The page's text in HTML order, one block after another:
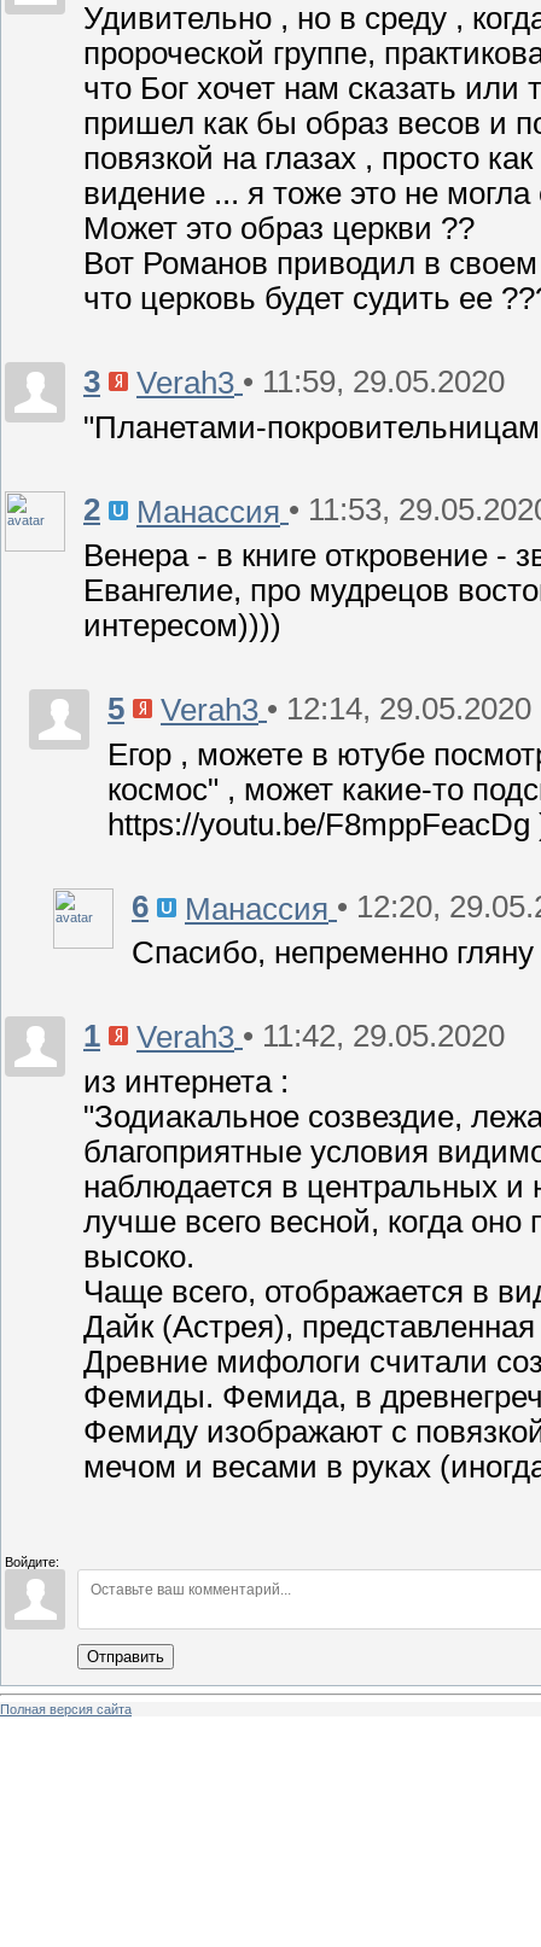
Удивительно , но в среду ,
пророческой группе,
что Бог хочет нам сказать
пришел как бы образ весов и
повязкой на глазах , просто
видение ... я тоже это не
Может это образ церкви ??
Вот Романов приводил в
что церковь будет судить ее
3 Verah3 • 11:59, 29.05.2020
"Планетами-
2 Манассия • 11:53,
Венера - в книге откровение -
Евангелие, про мудрецов
интересом))))
5 Verah3 • 12:14, 29.05.2020
Егор , можете в ютубе
космос" , может какие-то
https://youtu.be/F8mppFeacDg
6 Манассия • 12:20,
Спасибо, непременно гляну
1 Verah3 • 11:42, 29.05.2020
из интернета :
"Зодиакальное созвездие,
благоприятные условия
наблюдается в центральных
лучше всего весной, когда оно
высоко.
Чаще всего, отображается в
Дайк (Астрея),
Древние мифологи считали
Фемиды. Фемида, в
Фемиду изображают с
мечом и весами в руках
Войдите:
Отправить
Полная версия сайта